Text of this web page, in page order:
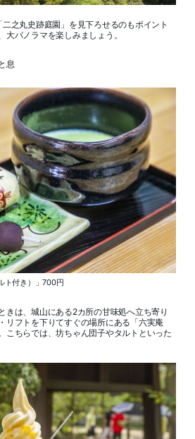
之丸史跡庭園」を見下ろせるのもポイント
パノラマを楽しみましょう。
息
ト付き）」700円
きは、城山にある2カ所の甘味処へ立ち寄り
リフトを下りてすぐの場所にある「六実庵
こちらでは、坊ちゃん団子やタルトといった